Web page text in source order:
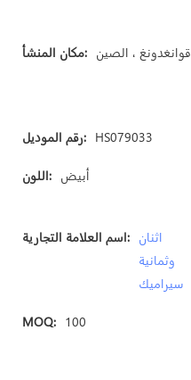
مكان المنشأ: قوانغدونغ ، الصين
رقم الموديل: HS079033
اللون: أبيض
اسم العلامة التجارية: اثنان
وثمانية
سيراميك
MOQ: 100